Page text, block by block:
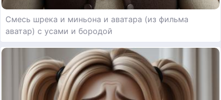
Смесь шрека и миньона и аватара (из фильма
аватар) с усами и бородой